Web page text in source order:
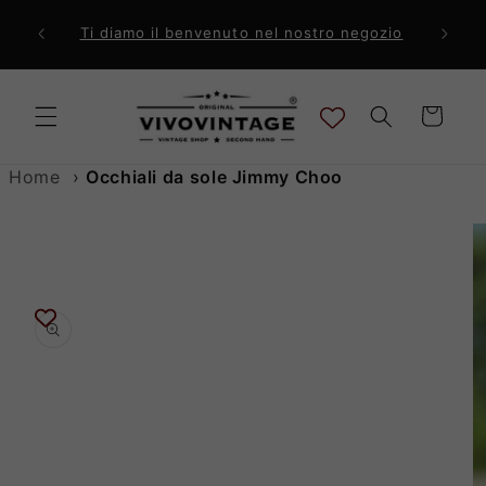
direttamente
ai contenuti
a 99€ Ti diamo il benvenuto nel nostro negozio
Carrello
Home › Occhiali da sole Jimmy Choo